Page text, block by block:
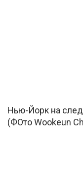
Нью-Йорк на
(ФОто Wookeun